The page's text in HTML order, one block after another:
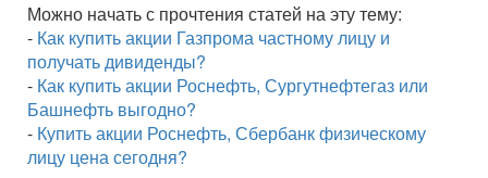
Можно начать с прочтения статей на эту тему:
- Как купить акции Газпрома частному лицу и
получать дивиденды?
- Как купить акции Роснефть, Сургутнефтегаз или
Башнефть выгодно?
- Купить акции Роснефть, Сбербанк физическому
лицу цена сегодня?